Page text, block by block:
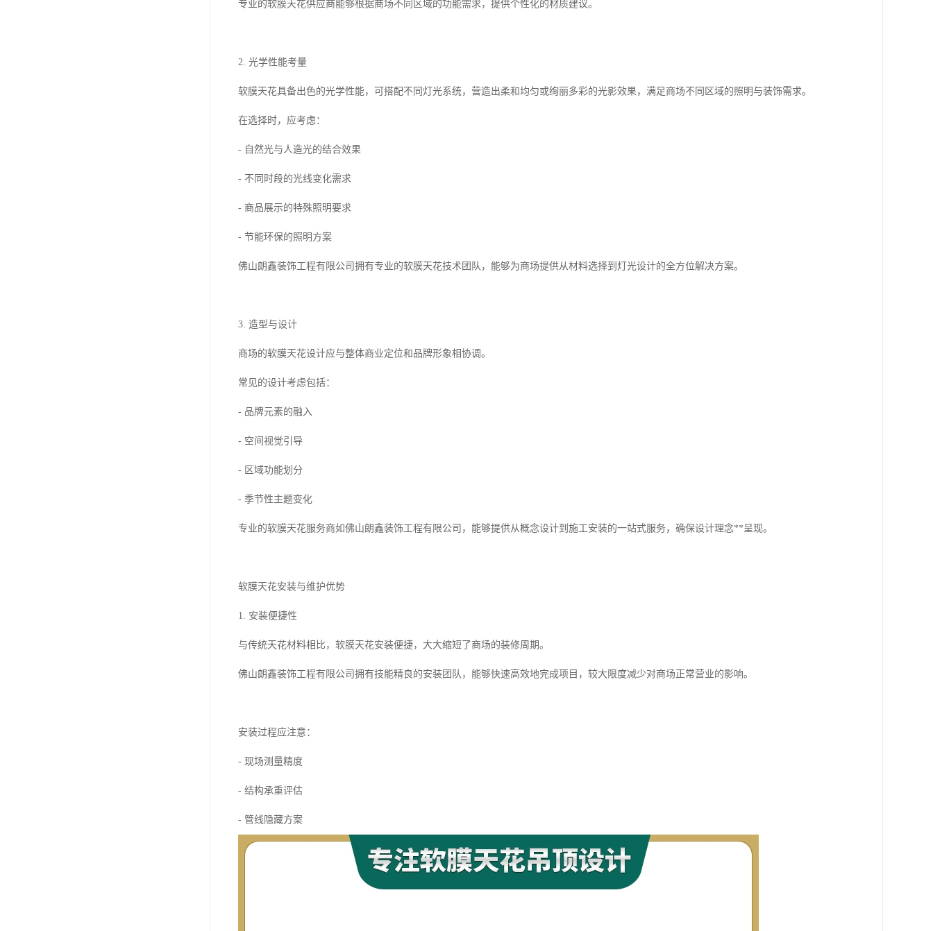
专业的软膜天花供应商能够根据商场不同区域的功能需求，提供个性化的材质建议。
2. 光学性能考量
软膜天花具备出色的光学性能，可搭配不同灯光系统，营造出柔和均匀或绚丽多彩的光影效果，满足商场不同区域的照明与装饰需求。
在选择时，应考虑：
- 自然光与人造光的结合效果
- 不同时段的光线变化需求
- 商品展示的特殊照明要求
- 节能环保的照明方案
佛山朗鑫装饰工程有限公司拥有专业的软膜天花技术团队，能够为商场提供从材料选择到灯光设计的全方位解决方案。
3. 造型与设计
商场的软膜天花设计应与整体商业定位和品牌形象相协调。
常见的设计考虑包括：
- 品牌元素的融入
- 空间视觉引导
- 区域功能划分
- 季节性主题变化
专业的软膜天花服务商如佛山朗鑫装饰工程有限公司，能够提供从概念设计到施工安装的一站式服务，确保设计理念**呈现。
软膜天花安装与维护优势
1. 安装便捷性
与传统天花材料相比，软膜天花安装便捷，大大缩短了商场的装修周期。
佛山朗鑫装饰工程有限公司拥有技能精良的安装团队，能够快速高效地完成项目，较大限度减少对商场正常营业的影响。
安装过程应注意：
- 现场测量精度
- 结构承重评估
- 管线隐藏方案